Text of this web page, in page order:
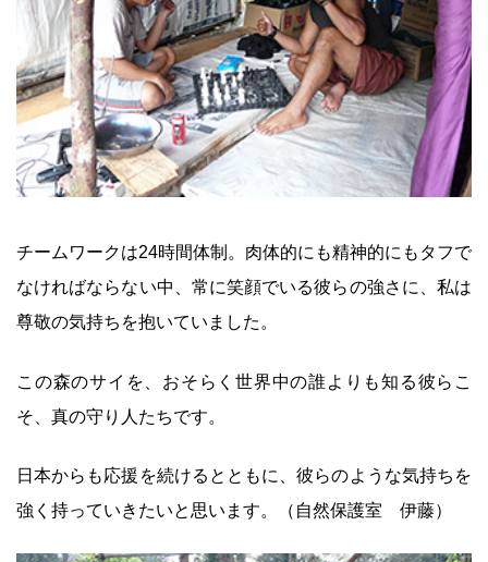
チームワークは24時間体制。肉体的にも精神的にもタフで
なければならない中、常に笑顔でいる彼らの強さに、私は
尊敬の気持ちを抱いていました。
この森のサイを、おそらく世界中の誰よりも知る彼らこ
そ、真の守り人たちです。
日本からも応援を続けるとともに、彼らのような気持ちを
強く持っていきたいと思います。（自然保護室 伊藤）